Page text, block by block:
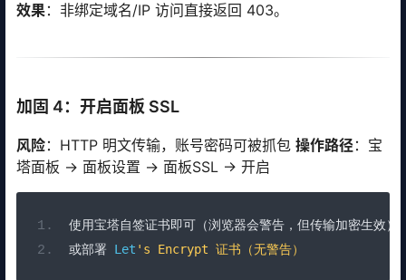
效果：非绑定域名/IP 访问直接返回 403。
加固 4：开启面板 SSL
风险：HTTP 明文传输，账号密码可被抓包 操作路径：宝
塔面板 → 面板设置 → 面板SSL → 开启
使用宝塔自签证书即可（浏览器会警告，但传输加密生效）
或部署 Let 's Encrypt 证书（无警告）